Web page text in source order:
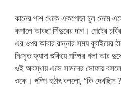
কানের পাশ থেকে একগোছা চুল নেমে
কপালে আবছা সিঁদুরের দাগ। পেটের
এর ওপর আবার রান্নার সময় বুবাইয়ের
নিঃসৃত ফ্যাদা শুকিয়ে পম্পির গলা আর
ওই অবস্থায় এসে সামনের সোফায়
ওকে। পম্পি হঠাৎ বললো, “কি দেখছিস